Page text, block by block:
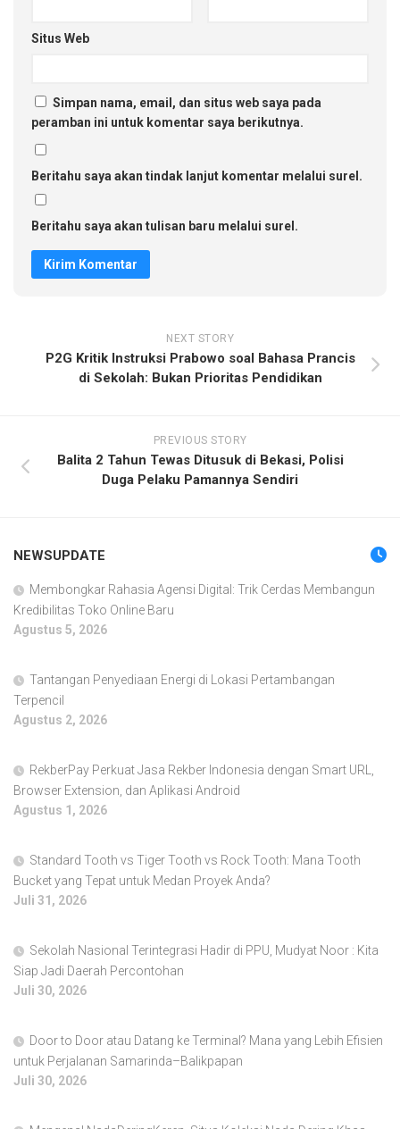
Situs Web
Simpan nama, email, dan situs web saya pada
peramban ini untuk komentar saya berikutnya.
Beritahu saya akan tindak lanjut komentar melalui surel.
Beritahu saya akan tulisan baru melalui surel.
NEXT STORY
P2G Kritik Instruksi Prabowo soal Bahasa Prancis
di Sekolah: Bukan Prioritas Pendidikan
PREVIOUS STORY
Balita 2 Tahun Tewas Ditusuk di Bekasi, Polisi
Duga Pelaku Pamannya Sendiri
NEWSUPDATE
Membongkar Rahasia Agensi Digital: Trik Cerdas Membangun
Kredibilitas Toko Online Baru
Agustus 5, 2026
Tantangan Penyediaan Energi di Lokasi Pertambangan
Terpencil
Agustus 2, 2026
RekberPay Perkuat Jasa Rekber Indonesia dengan Smart URL,
Browser Extension, dan Aplikasi Android
Agustus 1, 2026
Standard Tooth vs Tiger Tooth vs Rock Tooth: Mana Tooth
Bucket yang Tepat untuk Medan Proyek Anda?
Juli 31, 2026
Sekolah Nasional Terintegrasi Hadir di PPU, Mudyat Noor : Kita
Siap Jadi Daerah Percontohan
Juli 30, 2026
Door to Door atau Datang ke Terminal? Mana yang Lebih Efisien
untuk Perjalanan Samarinda–Balikpapan
Juli 30, 2026